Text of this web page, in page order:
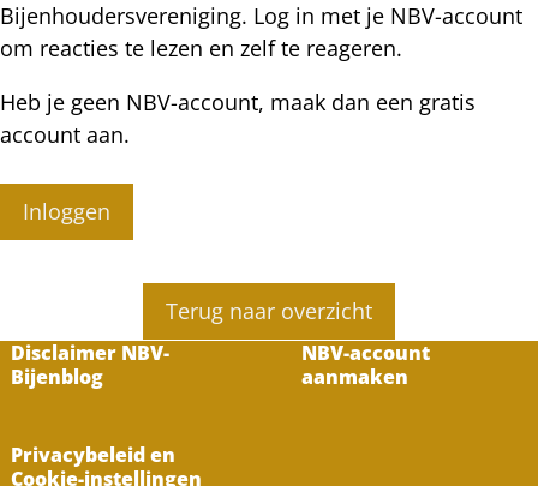
Bijenhoudersvereniging. Log in met je NBV-account
om reacties te lezen en zelf te reageren.
Heb je geen NBV-account, maak dan een gratis
account aan.
Inloggen
Terug naar overzicht
Disclaimer NBV-
Bijenblog
NBV-account
aanmaken
Privacybeleid en
Cookie-instellingen